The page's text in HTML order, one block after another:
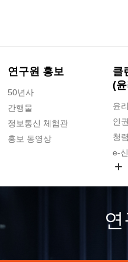
연구원 홍보
50년사
간행물
정보통신 체험관
홍보 동영상
클
(
윤
인
청
e-
고
수